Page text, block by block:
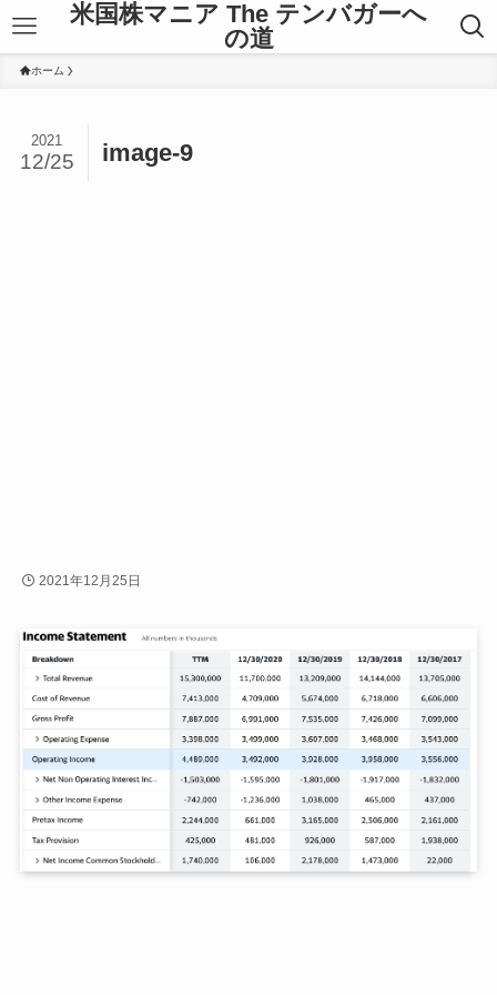
米国株マニア The テンバガーへ
の道
ホーム
image-9
2021
12/25
2021年12月25日